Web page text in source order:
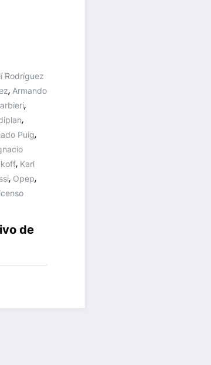
Rodríguez
, Armando
,
,
Puig,
, Karl
, Opep,
de